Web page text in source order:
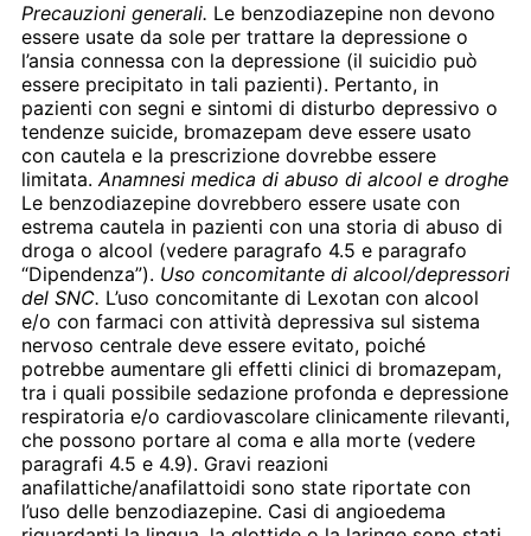
Precauzioni generali. Le benzodiazepine non devono
essere usate da sole per trattare la depressione o
l’ansia connessa con la depressione (il suicidio può
essere precipitato in tali pazienti). Pertanto, in
pazienti con segni e sintomi di disturbo depressivo o
tendenze suicide, bromazepam deve essere usato
con cautela e la prescrizione dovrebbe essere
limitata.Anamnesi medica di abuso di alcool e droghe
Le benzodiazepine dovrebbero essere usate con
estrema cautela in pazienti con una storia di abuso di
droga o alcool (vedere paragrafo 4.5 e paragrafo
“Dipendenza”). Uso concomitante di alcool/depressori
del SNC. L’uso concomitante di Lexotan con alcool
e/o con farmaci con attività depressiva sul sistema
nervoso centrale deve essere evitato, poiché
potrebbe aumentare gli effetti clinici di bromazepam,
tra i quali possibile sedazione profonda e depressione
respiratoria e/o cardiovascolare clinicamente rilevanti,
che possono portare al coma e alla morte (vedere
paragrafi 4.5 e 4.9). Gravi reazioni
anafilattiche/anafilattoidi sono state riportate con
l’uso delle benzodiazepine. Casi di angioedema